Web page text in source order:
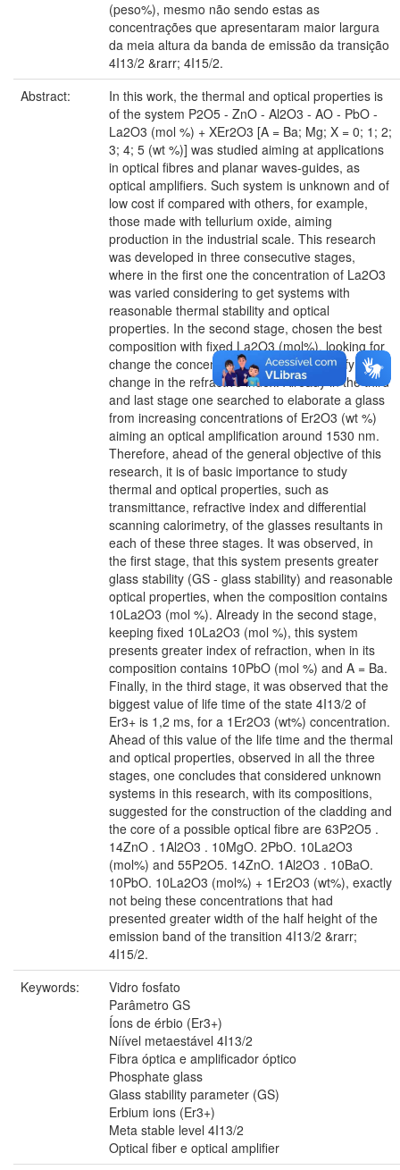
(peso%), mesmo não sendo estas as
concentrações que apresentaram maior largura
da meia altura da banda de emissão da transição
4I13/2 &rarr; 4I15/2.
Abstract:
In this work, the thermal and optical properties is
of the system P2O5 - ZnO - Al2O3 - AO - PbO -
La2O3 (mol %) + XEr2O3 [A = Ba; Mg; X = 0; 1; 2;
3; 4; 5 (wt %)] was studied aiming at applications
in optical fibres and planar waves-guides, as
optical amplifiers. Such system is unknown and of
low cost if compared with others, for example,
those made with tellurium oxide, aiming
production in the industrial scale. This research
was developed in three consecutive stages,
where in the first one the concentration of La2O3
was varied considering to get systems with
reasonable thermal stability and optical
properties. In the second stage, chosen the best
composition with fixed La2O3 (mol%), looking for
change the concentration of PbO and verify the
change in the refractive index. Already in the third
and last stage one searched to elaborate a glass
from increasing concentrations of Er2O3 (wt %)
aiming an optical amplification around 1530 nm.
Therefore, ahead of the general objective of this
research, it is of basic importance to study
thermal and optical properties, such as
transmittance, refractive index and differential
scanning calorimetry, of the glasses resultants in
each of these three stages. It was observed, in
the first stage, that this system presents greater
glass stability (GS - glass stability) and reasonable
optical properties, when the composition contains
10La2O3 (mol %). Already in the second stage,
keeping fixed 10La2O3 (mol %), this system
presents greater index of refraction, when in its
composition contains 10PbO (mol %) and A = Ba.
Finally, in the third stage, it was observed that the
biggest value of life time of the state 4I13/2 of
Er3+ is 1,2 ms, for a 1Er2O3 (wt%) concentration.
Ahead of this value of the life time and the thermal
and optical properties, observed in all the three
stages, one concludes that considered unknown
systems in this research, with its compositions,
suggested for the construction of the cladding and
the core of a possible optical fibre are 63P2O5 .
14ZnO . 1Al2O3 . 10MgO. 2PbO. 10La2O3
(mol%) and 55P2O5. 14ZnO. 1Al2O3 . 10BaO.
10PbO. 10La2O3 (mol%) + 1Er2O3 (wt%), exactly
not being these concentrations that had
presented greater width of the half height of the
emission band of the transition 4I13/2 &rarr;
4I15/2.
Keywords:
Vidro fosfato
Parâmetro GS
Íons de érbio (Er3+)
Níível metaestável 4I13/2
Fibra óptica e amplificador óptico
Phosphate glass
Glass stability parameter (GS)
Erbium ions (Er3+)
Meta stable level 4I13/2
Optical fiber e optical amplifier